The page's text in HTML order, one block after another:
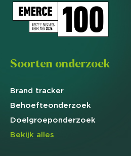
Soorten onderzoek
Brand tracker
Behoefteonderzoek
Doelgroeponderzoek
Bekijk alles